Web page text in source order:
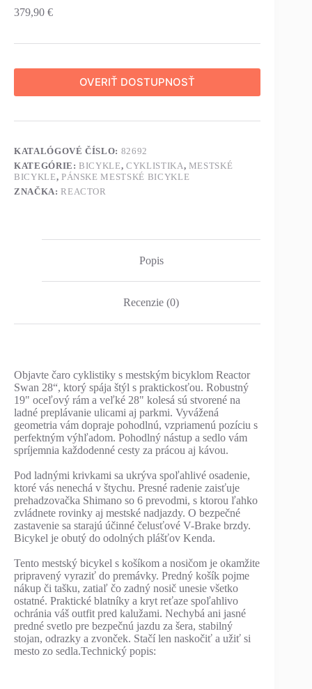
379,90 €
OVERIŤ DOSTUPNOSŤ
KATALÓGOVÉ ČÍSLO: 82692
KATEGÓRIE:BICYKLE,CYKLISTIKA, MESTSKÉ
BICYKLE, PÁNSKE MESTSKÉ BICYKLE
ZNAČKA:REACTOR
Popis
Recenzie (0)
Objavte čaro cyklistiky s mestským bicyklom Reactor
Swan 28“, ktorý spája štýl s praktickosťou. Robustný
19" oceľový rám a veľké 28" kolesá sú stvorené na
ladné preplávanie ulicami aj parkmi. Vyvážená
geometria vám dopraje pohodlnú, vzpriamenú pozíciu s
perfektným výhľadom. Pohodlný nástup a sedlo vám
spríjemnia každodenné cesty za prácou aj kávou.
Pod ladnými krivkami sa ukrýva spoľahlivé osadenie,
ktoré vás nenechá v štychu. Presné radenie zaisťuje
prehadzovačka Shimano so 6 prevodmi, s ktorou ľahko
zvládnete rovinky aj mestské nadjazdy. O bezpečné
zastavenie sa starajú účinné čelusťové V-Brake brzdy.
Bicykel je obutý do odolných plášťov Kenda.
Tento mestský bicykel s košíkom a nosičom je okamžite
pripravený vyraziť do premávky. Predný košík pojme
nákup či tašku, zatiaľ čo zadný nosič unesie všetko
ostatné. Praktické blatníky a kryt reťaze spoľahlivo
ochránia váš outfit pred kalužami. Nechybá ani jasné
predné svetlo pre bezpečnú jazdu za šera, stabilný
stojan, odrazky a zvonček. Stačí len naskočiť a užiť si
mesto zo sedla.Technický popis: